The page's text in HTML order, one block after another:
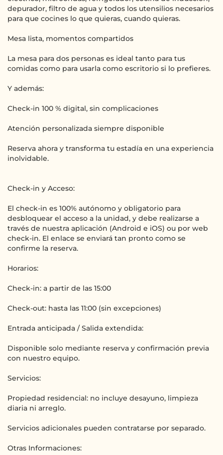
depurador, filtro de agua y todos los utensilios necesarios
para que cocines lo que quieras, cuando quieras.
Mesa lista, momentos compartidos
La mesa para dos personas es ideal tanto para tus
comidas como para usarla como escritorio si lo prefieres.
Y además:
Check-in 100 % digital, sin complicaciones
Atención personalizada siempre disponible
Reserva ahora y transforma tu estadía en una experiencia
inolvidable.
Check-in y Acceso:
El check-in es 100% autónomo y obligatorio para
desbloquear el acceso a la unidad, y debe realizarse a
través de nuestra aplicación (Android e iOS) ou por web
check-in. El enlace se enviará tan pronto como se
confirme la reserva.
Horarios:
Check-in: a partir de las 15:00
Check-out: hasta las 11:00 (sin excepciones)
Entrada anticipada / Salida extendida:
Disponible solo mediante reserva y confirmación previa
con nuestro equipo.
Servicios:
Propiedad residencial: no incluye desayuno, limpieza
diaria ni arreglo.
Servicios adicionales pueden contratarse por separado.
Otras Informaciones: